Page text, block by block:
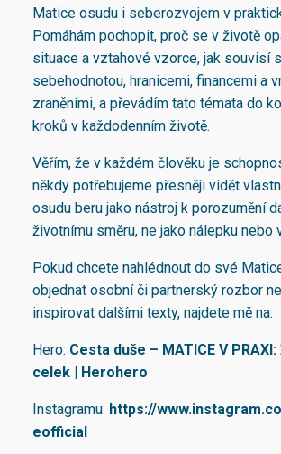
Matice osudu i seberozvojem v
Pomáhám pochopit, proč se v životě
situace a vztahové vzorce, jak souvisí
sebehodnotou, hranicemi, financemi a
zraněními, a převádím tato témata do
kroků v každodenním životě.
Věřím, že v každém člověku je
někdy potřebujeme přesněji vidět
osudu beru jako nástroj k porozumění
životnímu směru, ne jako nálepku nebo
Pokud chcete nahlédnout do své
objednat osobní či partnerský rozbor
inspirovat dalšími texty, najdete mě na:
Hero: Cesta duše – MATICE V
celek | Herohero
Instagramu: https://
eofficial